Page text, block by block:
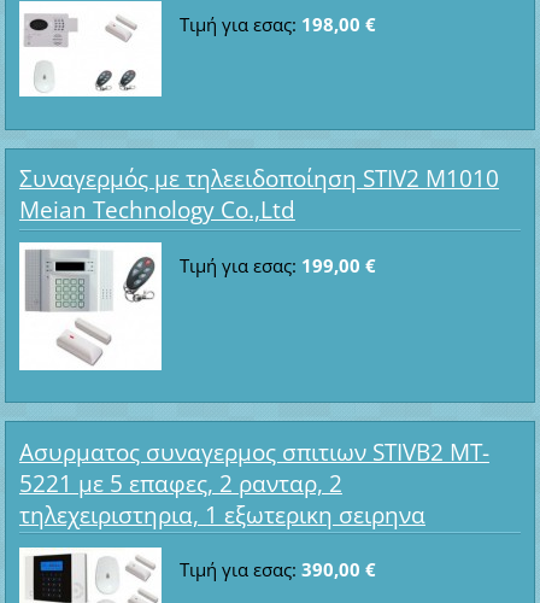
Τιμή για εσας: 198,00 €
Συναγερμός με τηλεειδοποίηση STIV2 M1010
Meian Technology Co.,Ltd
Τιμή για εσας: 199,00 €
Ασυρματος συναγερμος σπιτιων STIVB2 MT-
5221 με 5 επαφες, 2 ρανταρ, 2
τηλεχειριστηρια, 1 εξωτερικη σειρηνα
Τιμή για εσας: 390,00 €